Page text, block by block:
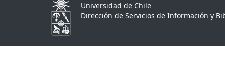
Universidad de Chile
Dirección de Servicios de Información y